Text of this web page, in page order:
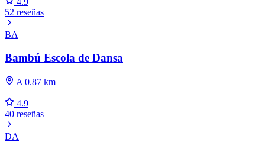
52 reseñas
BA
Bambú Escola de Dansa
A 0.87 km
4.9
40 reseñas
DA